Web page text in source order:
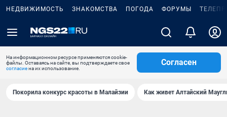
НЕДВИЖИМОСТЬ ЗНАКОМСТВА ПОГОДА ФОРУМЫ
На информационном ресурсе применяются cookie-
файлы. Оставаясь на сайте, вы подтверждаете свое
согласиена их использование.
Согласен
Покорила конкурс красоты в Малайзии Как живет Алтайский